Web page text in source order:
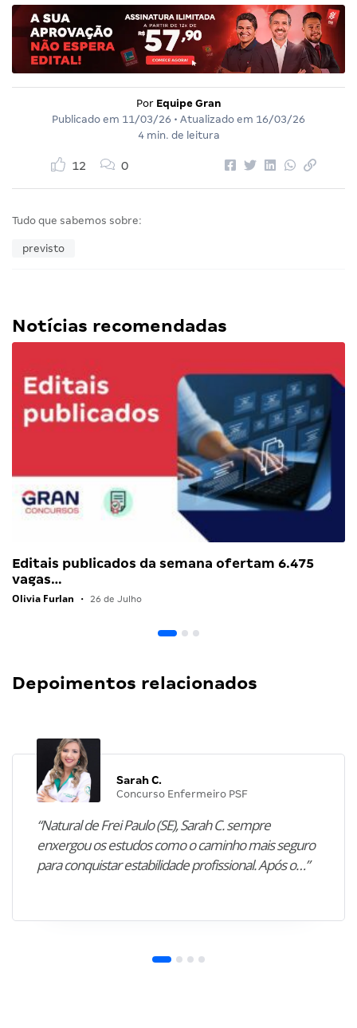
Por Equipe Gran
Publicado em 11/03/26 • Atualizado em 16/03/26
4 min. de leitura
12 0
Tudo que sabemos sobre:
previsto
Notícias recomendadas
Editais publicados da semana ofertam 6.475
vagas…
Olivia Furlan • 26 de Julho
Depoimentos relacionados
Sarah C.
Concurso Enfermeiro PSF
“Natural de Frei Paulo (SE), Sarah C. sempre
enxergou os estudos como o caminho mais seguro
para conquistar estabilidade profissional. Após o…”